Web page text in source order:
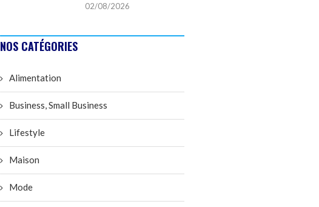
02/08/2026
NOS CATÉGORIES
Alimentation
Business, Small Business
Lifestyle
Maison
Mode